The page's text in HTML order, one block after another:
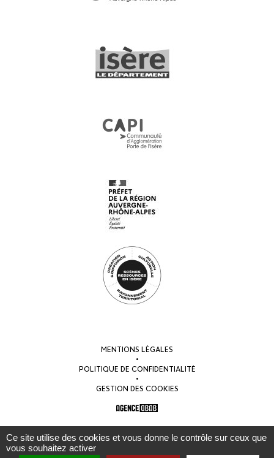
MENTIONS LÉGALES
•
POLITIQUE DE CONFIDENTIALITÉ
•
GESTION DES COOKIES
Ce site utilise des cookies et vous donne le contrôle sur ceux que
vous souhaitez activer